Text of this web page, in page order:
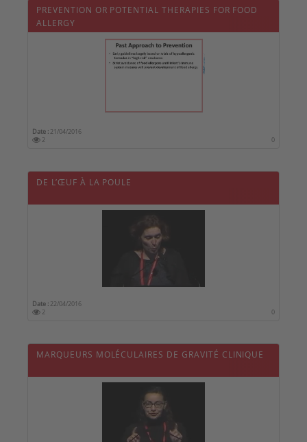
PREVENTION OR POTENTIAL THERAPIES FOR FOOD
ALLERGY
Date : 21/04/2016
2
0
DE L’ŒUF À LA POULE
Date : 22/04/2016
2
0
MARQUEURS MOLÉCULAIRES DE GRAVITÉ CLINIQUE